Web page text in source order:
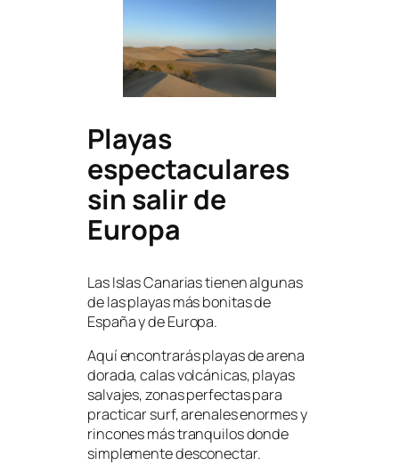
Playas
espectaculares
sin salir de
Europa
Las Islas Canarias tienen algunas
de las playas más bonitas de
España y de Europa.
Aquí encontrarás playas de arena
dorada, calas volcánicas, playas
salvajes, zonas perfectas para
practicar surf, arenales enormes y
rincones más tranquilos donde
simplemente desconectar.